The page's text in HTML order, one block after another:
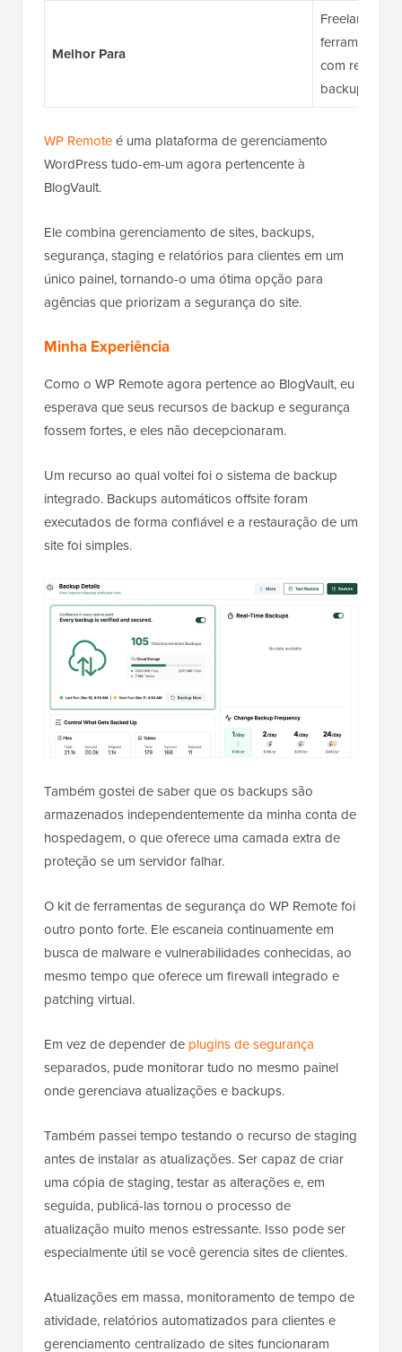
Melhor Para
Freelancers
ferramenta
com
backup.
WP Remoteé uma plataforma de gerenciamento
WordPress tudo-em-um agora pertencente à
BlogVault.
Ele combina gerenciamento de sites, backups,
segurança, staging e relatórios para clientes em um
único painel, tornando-o uma ótima opção para
agências que priorizam a segurança do site.
Minha Experiência
Como o WP Remote agora pertence ao BlogVault, eu
esperava que seus recursos de backup e segurança
fossem fortes, e eles não decepcionaram.
Um recurso ao qual voltei foi o sistema de backup
integrado. Backups automáticos offsite foram
executados de forma confiável e a restauração de um
site foi simples.
Também gostei de saber que os backups são
armazenados independentemente da minha conta de
hospedagem, o que oferece uma camada extra de
proteção se um servidor falhar.
O kit de ferramentas de segurança do WP Remote foi
outro ponto forte. Ele escaneia continuamente em
busca de malware e vulnerabilidades conhecidas, ao
mesmo tempo que oferece um firewall integrado e
patching virtual.
Em vez de depender de plugins de segurança
separados, pude monitorar tudo no mesmo painel
onde gerenciava atualizações e backups.
Também passei tempo testando o recurso de staging
antes de instalar as atualizações. Ser capaz de criar
uma cópia de staging, testar as alterações e, em
seguida, publicá-las tornou o processo de
atualização muito menos estressante. Isso pode ser
especialmente útil se você gerencia sites de clientes.
Atualizações em massa, monitoramento de tempo de
atividade, relatórios automatizados para clientes e
gerenciamento centralizado de sites funcionaram